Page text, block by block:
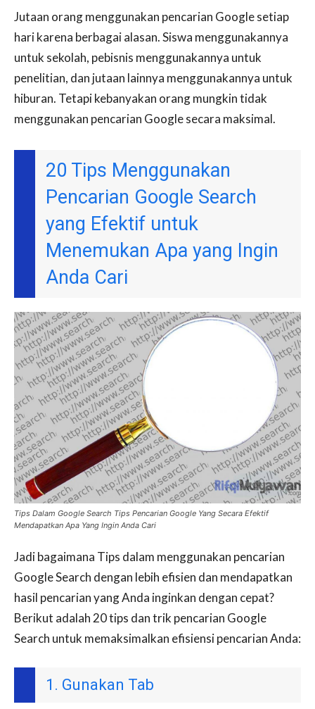
Jutaan orang menggunakan pencarian Google setiap
hari karena berbagai alasan. Siswa menggunakannya
untuk sekolah, pebisnis menggunakannya untuk
penelitian, dan jutaan lainnya menggunakannya untuk
hiburan. Tetapi kebanyakan orang mungkin tidak
menggunakan pencarian Google secara maksimal.
20 Tips Menggunakan
Pencarian Google Search
yang Efektif untuk
Menemukan Apa yang Ingin
Anda Cari
Tips Dalam Google Search Tips Pencarian Google Yang Secara Efektif
Mendapatkan Apa Yang Ingin Anda Cari
Jadi bagaimana Tips dalam menggunakan pencarian
Google Search dengan lebih efisien dan mendapatkan
hasil pencarian yang Anda inginkan dengan cepat?
Berikut adalah 20 tips dan trik pencarian Google
Search untuk memaksimalkan efisiensi pencarian Anda:
1. Gunakan Tab